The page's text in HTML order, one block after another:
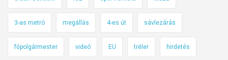
n
é
3-as metró megállás 4-es út sávlezárás
főpolgármester videó EU tréler hirdetés